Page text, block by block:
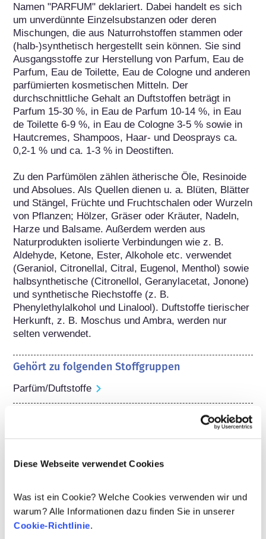
Diese Webseite verwendet Cookies
Was ist ein Cookie? Welche Cookies verwenden wir und
warum? Alle Informationen dazu finden Sie in unserer
Cookie-Richtlinie.
Namen "PARFUM" deklariert. Dabei handelt es sich
um unverdünnte Einzelsubstanzen oder deren
Mischungen, die aus Naturrohstoffen stammen oder
(halb-)synthetisch hergestellt sein können. Sie sind
Ausgangsstoffe zur Herstellung von Parfum, Eau de
Parfum, Eau de Toilette, Eau de Cologne und anderen
parfümierten kosmetischen Mitteln. Der
durchschnittliche Gehalt an Duftstoffen beträgt in
Parfum 15-30 %, in Eau de Parfum 10-14 %, in Eau
de Toilette 6-9 %, in Eau de Cologne 3-5 % sowie in
Hautcremes, Shampoos, Haar- und Deosprays ca.
0,2-1 % und ca. 1-3 % in Deostiften.
Zu den Parfümölen zählen ätherische Öle, Resinoide
und Absolues. Als Quellen dienen u. a. Blüten, Blätter
und Stängel, Früchte und Fruchtschalen oder Wurzeln
von Pflanzen; Hölzer, Gräser oder Kräuter, Nadeln,
Harze und Balsame. Außerdem werden aus
Naturprodukten isolierte Verbindungen wie z. B.
Aldehyde, Ketone, Ester, Alkohole etc. verwendet
(Geraniol, Citronellal, Citral, Eugenol, Menthol) sowie
halbsynthetische (Citronellol, Geranylacetat, Jonone)
und synthetische Riechstoffe (z. B.
Phenylethylalkohol und Linalool). Duftstoffe tierischer
Herkunft, z. B. Moschus und Ambra, werden nur
selten verwendet.
Gehört zu folgenden Stoffgruppen
Parfüm/Duftstoffe
Sie, dass für kosmetische Inhaltsstoffe außerhalb der